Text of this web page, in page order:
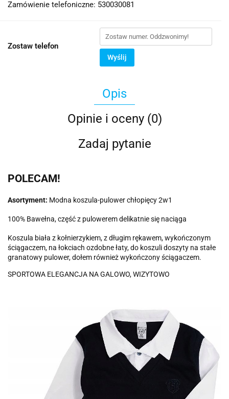
Zamówienie telefoniczne: 530030081
Zostaw telefon
Wyślij
Opis
Opinie i oceny (0)
Zadaj pytanie
POLECAM!
Asortyment: Modna koszula-pulower chłopięcy 2w1
100% Bawełna, część z pulowerem delikatnie się naciąga
Koszula biała z kołnierzykiem, z długim rękawem, wykończonym
ściągaczem, na łokciach ozdobne łaty, do koszuli doszyty na stałe
granatowy pulower, dołem również wykończony ściągaczem.
SPORTOWA ELEGANCJA NA GALOWO, WIZYTOWO